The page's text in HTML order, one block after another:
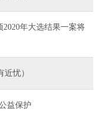
2020年大选结果一案将
忧）
益保护